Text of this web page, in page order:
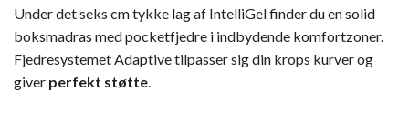
Under det seks cm tykke lag af IntelliGel finder du en solid
boksmadras med pocketfjedre i indbydende komfortzoner.
Fjedresystemet Adaptive tilpasser sig din krops kurver og
giver perfekt støtte.